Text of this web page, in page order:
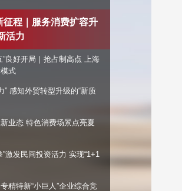
5G 产业+
征程｜服务消费扩容升
活力
”良好开局｜抢占制高点 上海
式
” 感知外贸转型升级的“新质
业态 特色消费场景点亮夏
”激发民间投资活力 实现“1+1
精特新“小巨人”企业综合竞